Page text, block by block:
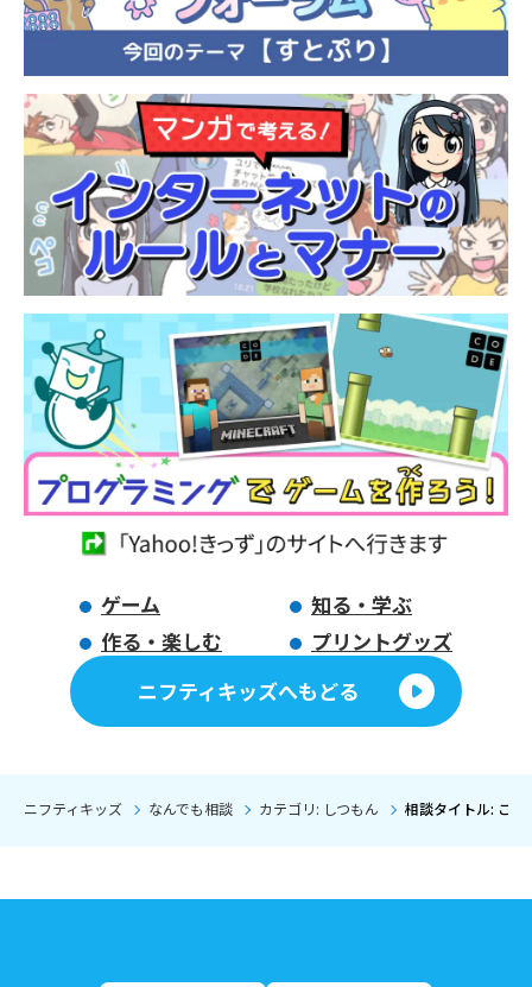
ゲーム
知る・学ぶ
作る・楽しむ
プリントグッズ
ニフティキッズへもどる
ニフティキッズ なんでも相談 カテゴリ: しつもん 相談タイトル: こ